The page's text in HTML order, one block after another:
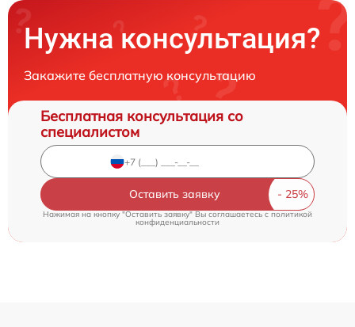
Нужна консультация?
Закажите бесплатную консультацию
Бесплатная консультация со
специалистом
Оставить заявку
Нажимая на кнопку "Оставить заявку" Вы соглашаетесь c политикой
конфиденциальности